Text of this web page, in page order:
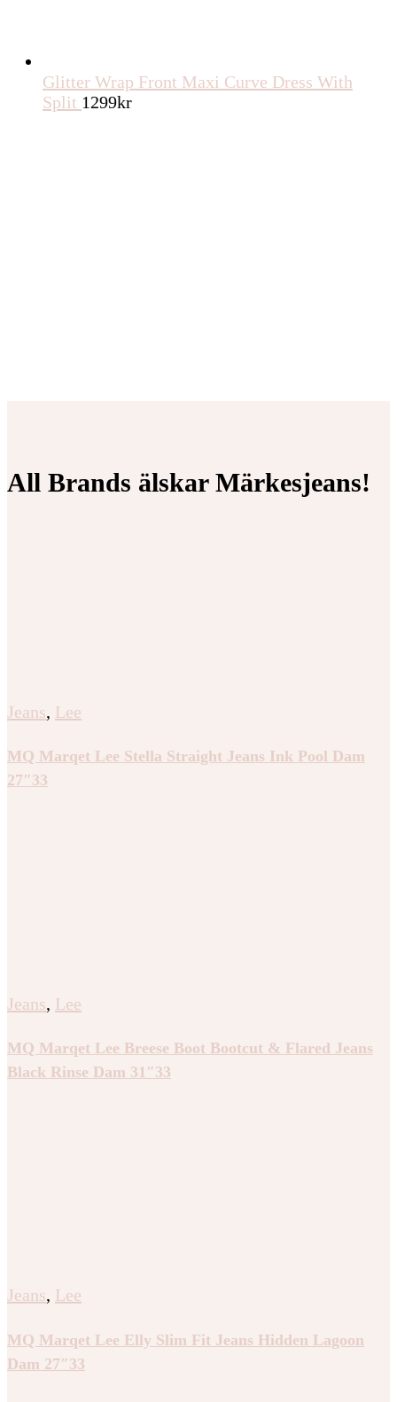
Glitter Wrap Front Maxi Curve Dress With
Split 1299kr
All Brands älskar Märkesjeans!
Jeans, Lee
MQ Marqet Lee Stella Straight Jeans Ink Pool Dam
27″33
Jeans, Lee
MQ Marqet Lee Breese Boot Bootcut & Flared Jeans
Black Rinse Dam 31″33
Jeans, Lee
MQ Marqet Lee Elly Slim Fit Jeans Hidden Lagoon
Dam 27″33